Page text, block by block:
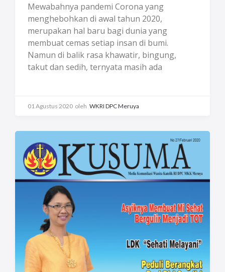
Mewabahnya pandemi Corona yang
menghebohkan di awal tahun 2020,
merupakan hal baru bagi dunia yang
membuat cemas setiap insan di bumi.
Namun di balik rasa khawatir, bingung,
takut dan sedih, ternyata masih ada
Indonesia terhadap orang yang terdampak
face shield, cairan antiseptik untuk
disumbangkan bagi yang membutuhkan,
membeli makanan, snack, yang dijual secara
online oleh Anggota WKRI Cabang MKK,
Panti Asuhan, Rumah Retret yang saat ini
sepi pengunjung, mengusahakan nasi
murah di warteg yang disubsidi untuk
pengemudi ojol, sopir mikrolet dan orang-
orang kecil lainnya. Bahkan ada yang
menyediakan makanan kepada tetangga
yang sedang dikarantina di rumahnya,
01 Agustus 2020 oleh WKRI DPC Meruya